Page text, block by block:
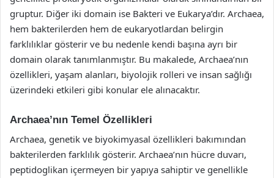
gruptur. Diğer iki domain ise Bakteri ve Eukarya’dır. Archaea,
hem bakterilerden hem de eukaryotlardan belirgin
farklılıklar gösterir ve bu nedenle kendi başına ayrı bir
domain olarak tanımlanmıştır. Bu makalede, Archaea’nın
özellikleri, yaşam alanları, biyolojik rolleri ve insan sağlığı
üzerindeki etkileri gibi konular ele alınacaktır.
Archaea’nın Temel Özellikleri
Archaea, genetik ve biyokimyasal özellikleri bakımından
bakterilerden farklılık gösterir. Archaea’nın hücre duvarı,
peptidoglikan içermeyen bir yapıya sahiptir ve genellikle